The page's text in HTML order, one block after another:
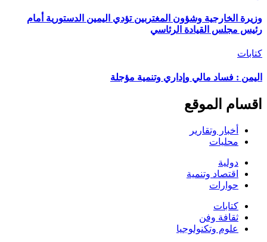
وزيرة الخارجية وشؤون المغتربين تؤدي اليمين الدستورية أمام
رئيس مجلس القيادة الرئاسي
كتابات
اليمن : فساد مالي وإداري وتنمية مؤجلة
اقسام الموقع
أخبار وتقارير
محليات
دولية
اقتصاد وتنمية
حوارات
كتابات
ثقافة وفن
علوم وتكنولوجيا